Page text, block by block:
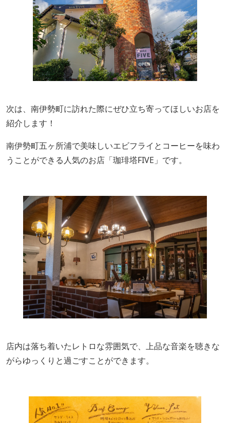
次は、 南伊勢町に訪れた際にぜひ立ち寄ってほしいお店を
紹介します！
南伊勢町五ヶ所浦で美味しいエビフライとコーヒーを味わ
うことができる人気のお店「珈琲塔FIVE」です。
店内は落ち着いたレトロな雰囲気で、上品な音楽を聴きな
がらゆっくりと過ごすことができます。